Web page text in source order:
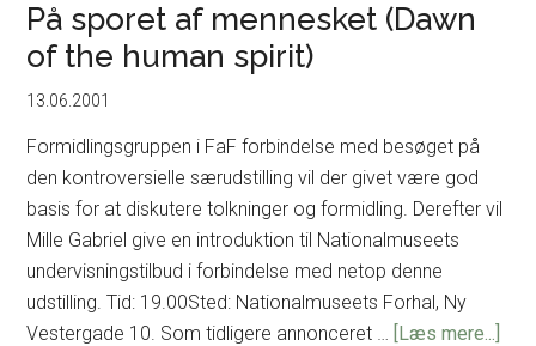
På sporet af mennesket (Dawn
of the human spirit)
13.06.2001
Formidlingsgruppen i FaF forbindelse med besøget på
den kontroversielle særudstilling vil der givet være god
basis for at diskutere tolkninger og formidling. Derefter vil
Mille Gabriel give en introduktion til Nationalmuseets
undervisningstilbud i forbindelse med netop denne
udstilling. Tid: 19.00Sted: Nationalmuseets Forhal, Ny
Vestergade 10. Som tidligere annonceret … [Læs mere...]